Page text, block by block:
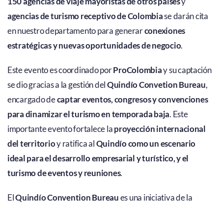
agencias de turismo receptivo de Colombiase darán cita
en nuestro departamento para generarconexiones
estratégicas y nuevas oportunidades de negocio.
Este evento es coordinado porProColombiay su captación
se dio gracias a la gestión delQuindío Convetion Bureau,
encargado decaptar eventos, congresos y convenciones
para dinamizar el turismo en temporada baja. Este
importante evento fortalece laproyección internacional
del territorioy ratifica alQuindío como un escenario
ideal para el desarrollo empresarial y turístico, y el
turismo de eventos y reuniones.
ElQuindío Convention Bureaues una iniciativa de la